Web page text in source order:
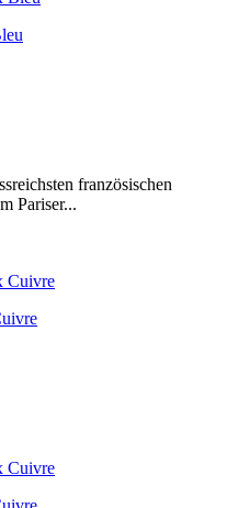
französischen
Pariser...